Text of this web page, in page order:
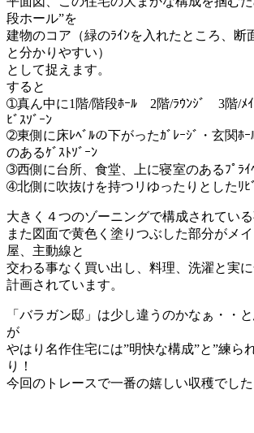
段ホール”を
建物のコア（緑のﾗｲﾝを入れたところ、断
と分かりやすい）
として捉えます。
すると
➀真ん中に1階/階段ﾎｰﾙ 2階/ﾗｳﾝｼﾞ 3階/ﾒ
ﾋﾞｽｿﾞｰﾝ
➁東側に床ﾚﾍﾞﾙの下がったｶﾞﾚｰｼﾞ・玄関ﾎ
のあるｹﾞｽﾄｿﾞｰﾝ
➂西側に台所、食堂、上に寝室のあるﾌﾟﾗｲ
➃北側に吹抜けを持つリゆったりとしたﾘﾋ
大きく４つのゾーニングで構成されている
また図面で黄色く塗りつぶした部分がメ
屋、主動線と
交わる事なく買い出し、料理、洗濯と実
計画されています。
「バラガン邸」は少し違うのかなぁ・・
が
やはり名作住宅には”明快な構成”と”練ら
り！
今回のトレースで一番の嬉しい収穫でし